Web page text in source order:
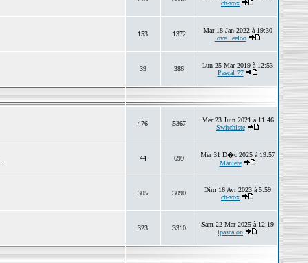
ch-vox
153 1372
Mar 18 Jan 2022 à 19:30
love_leeloo
39 386
Lun 25 Mar 2019 à 12:53
Pascal 77
476 5367
Mer 23 Juin 2021 à 11:46
Switchiste
44 699
Mer 31 D�c 2025 à 19:57
Maniere
305 3090
Dim 16 Avr 2023 à 5:59
ch-vox
323 3310
Sam 22 Mar 2025 à 12:19
lpascalon